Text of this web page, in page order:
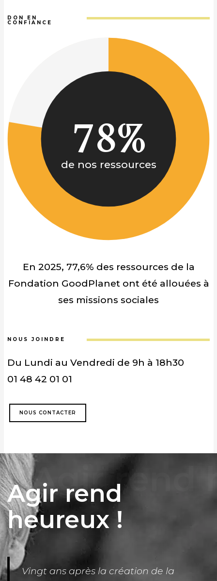
DON EN
CONFIANCE
78%
de nos ressources
En 2025, 77,6% des ressources de la
Fondation GoodPlanet ont été allouées à
ses missions sociales
NOUS JOINDRE
Du Lundi au Vendredi de 9h à 18h30
01 48 42 01 01
NOUS CONTACTER
Agir rend
heureux !
Vingt ans après la création de la